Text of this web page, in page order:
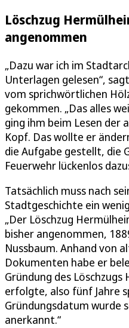
Löschzug
angenommen
„Dazu war ich im
Unterlagen gelesen“,
vom sprichwörtlichen
gekommen. „Das alles
ging ihm beim Lesen der
Kopf. Das wollte er
die Aufgabe gestellt, die
Feuerwehr lückenlos
Tatsächlich muss nach
Stadtgeschichte ein
„Der Löschzug
bisher angenommen,
Nussbaum. Anhand von
Dokumenten habe er
Gründung des
erfolgte, also fünf Jahre
Gründungsdatum wurde
anerkannt.“